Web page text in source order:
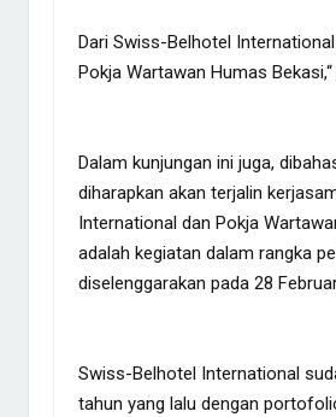
Dari Swiss-Belhotel
Pokja Wartawan Humas
Dalam kunjungan ini juga,
diharapkan akan terjalin
International dan Pokja
adalah kegiatan dalam rangka
diselenggarakan pada 28
Swiss-Belhotel International
tahun yang lalu dengan